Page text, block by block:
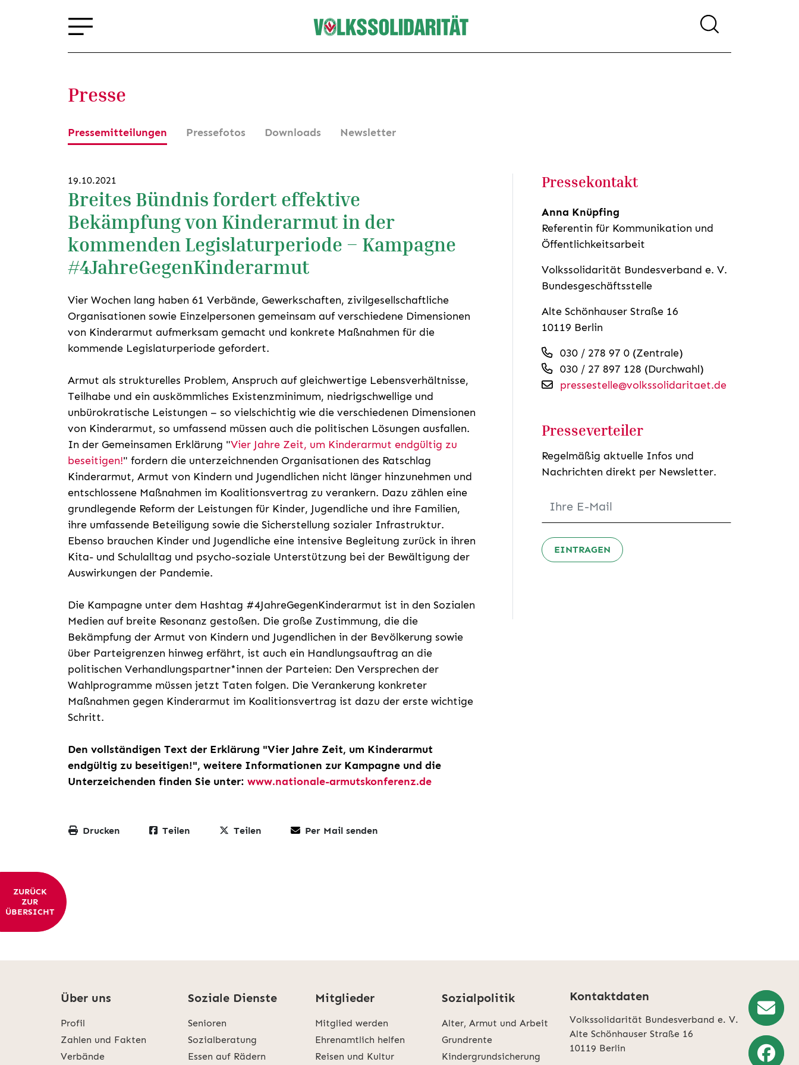
Presse
Pressemitteilungen Pressefotos Downloads Newsletter
19.10.2021
Breites Bündnis fordert effektive
Bekämpfung von Kinderarmut in der
kommenden Legislaturperiode – Kampagne
#4JahreGegenKinderarmut
Vier Wochen lang haben 61 Verbände, Gewerkschaften, zivilgesellschaftliche
Organisationen sowie Einzelpersonen gemeinsam auf verschiedene Dimensionen
von Kinderarmut aufmerksam gemacht und konkrete Maßnahmen für die
kommende Legislaturperiode gefordert.
Armut als strukturelles Problem, Anspruch auf gleichwertige Lebensverhältnisse,
Teilhabe und ein auskömmliches Existenzminimum, niedrigschwellige und
unbürokratische Leistungen – so vielschichtig wie die verschiedenen Dimensionen
von Kinderarmut, so umfassend müssen auch die politischen Lösungen ausfallen.
In der Gemeinsamen Erklärung "Vier Jahre Zeit, um Kinderarmut endgültig zu
beseitigen!" fordern die unterzeichnenden Organisationen des Ratschlag
Kinderarmut, Armut von Kindern und Jugendlichen nicht länger hinzunehmen und
entschlossene Maßnahmen im Koalitionsvertrag zu verankern. Dazu zählen eine
grundlegende Reform der Leistungen für Kinder, Jugendliche und ihre Familien,
ihre umfassende Beteiligung sowie die Sicherstellung sozialer Infrastruktur.
Ebenso brauchen Kinder und Jugendliche eine intensive Begleitung zurück in ihren
Kita- und Schulalltag und psycho-soziale Unterstützung bei der Bewältigung der
Auswirkungen der Pandemie.
Die Kampagne unter dem Hashtag #4JahreGegenKinderarmut ist in den Sozialen
Medien auf breite Resonanz gestoßen. Die große Zustimmung, die die
Bekämpfung der Armut von Kindern und Jugendlichen in der Bevölkerung sowie
über Parteigrenzen hinweg erfährt, ist auch ein Handlungsauftrag an die
politischen Verhandlungspartner*innen der Parteien: Den Versprechen der
Wahlprogramme müssen jetzt Taten folgen. Die Verankerung konkreter
Maßnahmen gegen Kinderarmut im Koalitionsvertrag ist dazu der erste wichtige
Schritt.
Den vollständigen Text der Erklärung "Vier Jahre Zeit, um Kinderarmut
endgültig zu beseitigen!", weitere Informationen zur Kampagne und die
Unterzeichenden finden Sie unter: www.nationale-armutskonferenz.de
Drucken Teilen Teilen Per Mail senden
Pressekontakt
Anna Knüpfing
Referentin für Kommunikation und
Öffentlichkeitsarbeit
Volkssolidarität Bundesverband e. V.
Bundesgeschäftsstelle
Alte Schönhauser Straße 16
10119 Berlin
030 / 278 97 0 (Zentrale)
030 / 27 897 128 (Durchwahl)
pressestelle@volkssolidaritaet.de
Presseverteiler
Regelmäßig aktuelle Infos und
Nachrichten direkt per Newsletter.
EINTRAGEN
ZURÜCK
ZUR
ÜBERSICHT
Über uns
Profil
Zahlen und Fakten
Verbände
Soziale Dienste
Senioren
Sozialberatung
Essen auf Rädern
Mitglieder
Mitglied werden
Ehrenamtlich helfen
Reisen und Kultur
Sozialpolitik
Alter, Armut und Arbeit
Grundrente
Kindergrundsicherung
Kontaktdaten
Volkssolidarität Bundesverband e. V.
Alte Schönhauser Straße 16
10119 Berlin